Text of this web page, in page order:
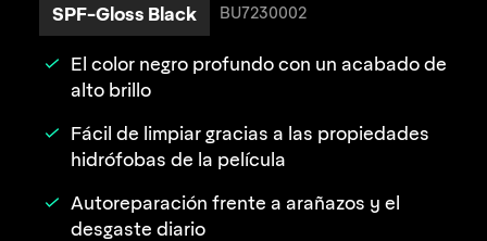
SPF-Gloss Black BU7230002
El color negro profundo con un acabado de
alto brillo
Fácil de limpiar gracias a las propiedades
hidrófobas de la película
Autoreparación frente a arañazos y el
desgaste diario